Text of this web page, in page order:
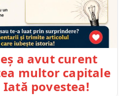
a avut curent
multor capitale
povestea!